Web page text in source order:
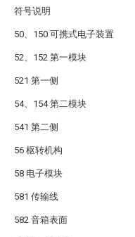
符号说明
50、150 可携式电子装置
52、152 第一模块
521 第一侧
54、154 第二模块
541 第二侧
56 枢转机构
58 电子模块
581 传输线
582 音箱表面